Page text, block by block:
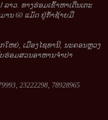
າວ. ທາງຮ່ອມເຂົ້າຫາເດີ່ນເຕະ
ານ 60 ແມັດ ຢູ່ກໍ້າຊ້າຍມື.
ໃຫຍ່, ເມືອງໄຊທານີ, ນະຄອນຫຼວງ
ຮ່ອມສວນອາຫານຈໍາປາ
23222298, 78928965